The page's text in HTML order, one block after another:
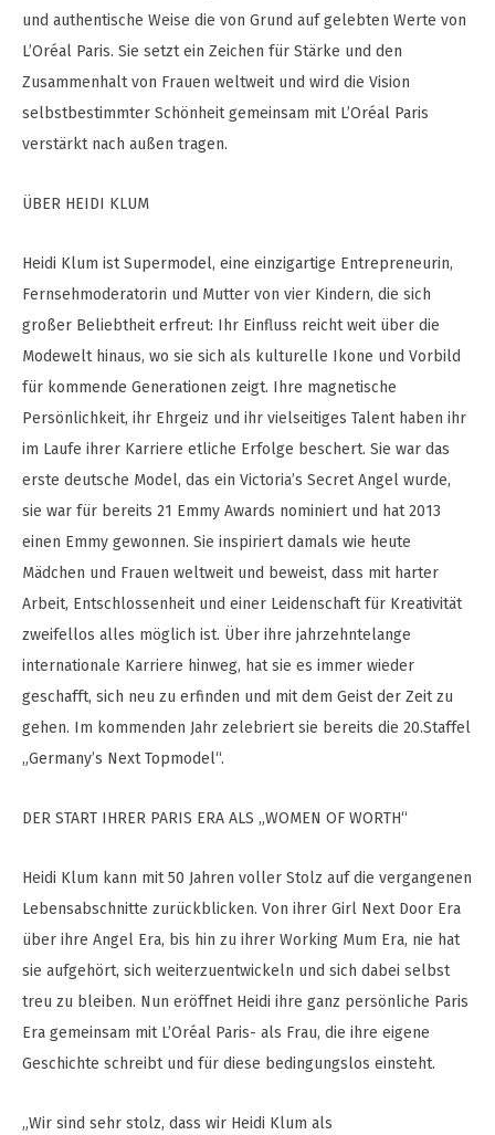
und authentische Weise die von Grund auf gelebten Werte von
L’Oréal Paris. Sie setzt ein Zeichen für Stärke und den
Zusammenhalt von Frauen weltweit und wird die Vision
selbstbestimmter Schönheit gemeinsam mit L’Oréal Paris
verstärkt nach außen tragen.
ÜBER HEIDI KLUM
Heidi Klum ist Supermodel, eine einzigartige Entrepreneurin,
Fernsehmoderatorin und Mutter von vier Kindern, die sich
großer Beliebtheit erfreut: Ihr Einfluss reicht weit über die
Modewelt hinaus, wo sie sich als kulturelle Ikone und Vorbild
für kommende Generationen zeigt. Ihre magnetische
Persönlichkeit, ihr Ehrgeiz und ihr vielseitiges Talent haben ihr
im Laufe ihrer Karriere etliche Erfolge beschert. Sie war das
erste deutsche Model, das ein Victoria’s Secret Angel wurde,
sie war für bereits 21 Emmy Awards nominiert und hat 2013
einen Emmy gewonnen. Sie inspiriert damals wie heute
Mädchen und Frauen weltweit und beweist, dass mit harter
Arbeit, Entschlossenheit und einer Leidenschaft für Kreativität
zweifellos alles möglich ist. Über ihre jahrzehntelange
internationale Karriere hinweg, hat sie es immer wieder
geschafft, sich neu zu erfinden und mit dem Geist der Zeit zu
gehen. Im kommenden Jahr zelebriert sie bereits die 20.Staffel
„Germany’s Next Topmodel“.
DER START IHRER PARIS ERA ALS „WOMEN OF WORTH“
Heidi Klum kann mit 50 Jahren voller Stolz auf die vergangenen
Lebensabschnitte zurückblicken. Von ihrer Girl Next Door Era
über ihre Angel Era, bis hin zu ihrer Working Mum Era, nie hat
sie aufgehört, sich weiterzuentwickeln und sich dabei selbst
treu zu bleiben. Nun eröffnet Heidi ihre ganz persönliche Paris
Era gemeinsam mit L’Oréal Paris- als Frau, die ihre eigene
Geschichte schreibt und für diese bedingungslos einsteht.
„Wir sind sehr stolz, dass wir Heidi Klum als